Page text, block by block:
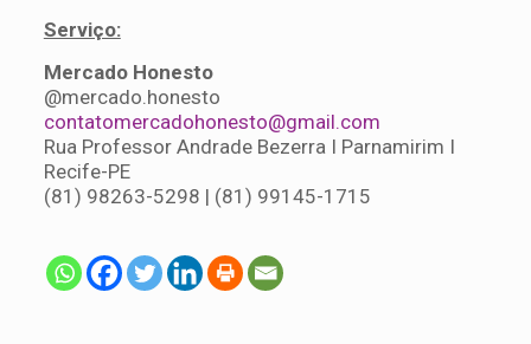
Serviço:
Mercado Honesto
@mercado.honesto
contatomercadohonesto@gmail.com
Rua Professor Andrade Bezerra I Parnamirim I
Recife-PE
(81) 98263-5298 | (81) 99145-1715